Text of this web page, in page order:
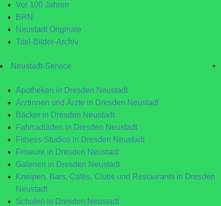
Vor 100 Jahren
BRN
Neustadt Originale
Titel-Bilder-Archiv
Neustadt-Service +
Apotheken in Dresden Neustadt
Ärztinnen und Ärzte in Dresden Neustadt
Bäcker in Dresden Neustadt
Fahrradläden in Dresden Neustadt
Fitness-Studios in Dresden Neustadt
Friseure in Dresden Neustadt
Galerien in Dresden Neustadt
Kneipen, Bars, Cafés, Clubs und Restaurants in Dresden
Neustadt
Schulen in Dresden Neustadt